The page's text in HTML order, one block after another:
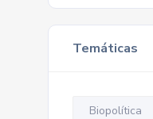
Temáticas
Biopolítica